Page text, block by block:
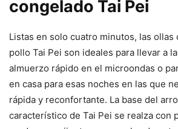
congelado Tai Pei
Listas en solo cuatro minutos, las
pollo Tai Pei son ideales para llevar a
almuerzo rápido en el microondas o
en casa para esas noches en las que
rápida y reconfortante. La base del
característico de Tai Pei se realza con